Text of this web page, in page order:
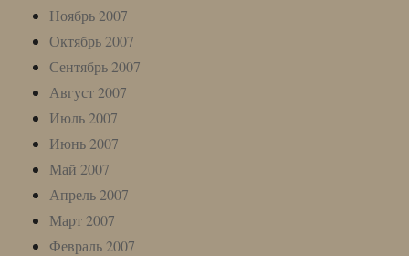
Ноябрь 2007
Октябрь 2007
Сентябрь 2007
Август 2007
Июль 2007
Июнь 2007
Май 2007
Апрель 2007
Март 2007
Февраль 2007